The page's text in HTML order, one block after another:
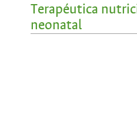
Terapéutica
neonatal